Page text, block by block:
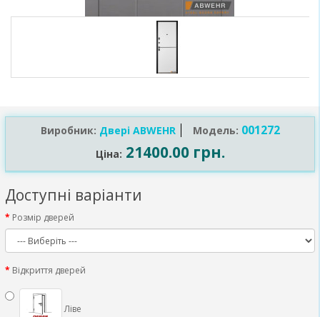
Виробник: Двері ABWEHR Модель: 001272
Ціна: 21400.00 грн.
Доступні варіанти
Розмір дверей
Відкриття дверей
Ліве